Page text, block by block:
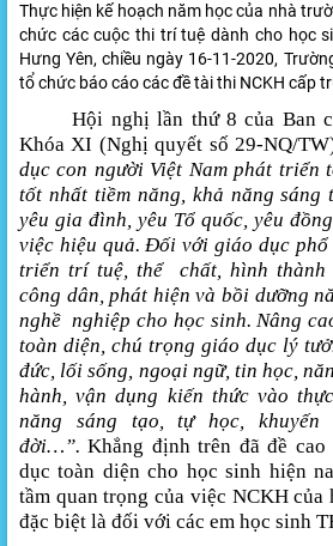
Thực hiện kế hoạch năm học của nhà
chức các cuộc thi trí tuệ dành cho học
Hưng Yên, chiều ngày 16-11-2020,
tổ chức báo cáo các đề tài thi NCKH cấp
Hội nghị lần thứ 8 của Ban
Khóa XI (Nghị quyết số 29-NQ/
dục con người Việt Nam phát triển
tốt nhất tiềm năng, khả năng sáng
yêu gia đình, yêu Tổ quốc, yêu
việc hiệu quả. Đối với giáo dục
triển trí tuệ, thể chất, hình thành
công dân, phát hiện và bồi dưỡng
nghề nghiệp cho học sinh. Nâng
toàn diện, chú trọng giáo dục lý
đức, lối sống, ngoại ngữ, tin học,
hành, vận dụng kiến thức vào
năng sáng tạo, tự học,
đời…”. Khẳng định trên đã đề
dục toàn diện cho học sinh hiện
tầm quan trọng của việc NCKH
đặc biệt là đối với các em học sinh